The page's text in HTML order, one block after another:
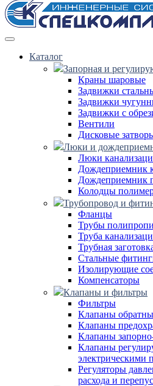
Каталог
Запорная и
Краны шаровые
Задвижки
Задвижки
Задвижки с
Вентили
Дисковые
Люки и
Люки
Дождеприемник
Дождеприемник
Колодцы
Трубопровод и
Фланцы
Трубы
Труба
Трубная
Стальные
Изолирующие
Компенсаторы
Клапаны и фильтры
Фильтры
Клапаны
Клапаны
Клапаны
Клапаны
электрическими
Регуляторы
расхода и